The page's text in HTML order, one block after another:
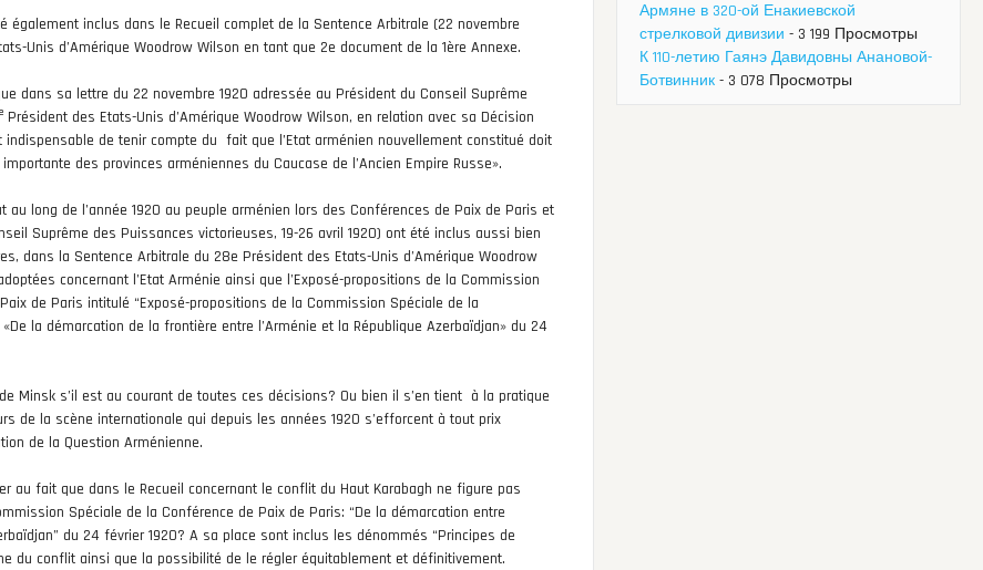
également inclus dans le Recueil complet de la Sentence Arbitrale (22 novembre
Unis d’Amérique Woodrow Wilson en tant que 2e document de la 1ère Annexe.
dans sa lettre du 22 novembre 1920 adressée au Président du Conseil Suprême
e Président des Etats-Unis d’Amérique Woodrow Wilson, en relation avec sa Décision
indispensable de tenir compte du fait que l’Etat arménien nouvellement constitué doit
des provinces arméniennes du Caucase de l’Ancien Empire Russe».
long de l’année 1920 au peuple arménien lors des Conférences de Paix de Paris et
Suprême des Puissances victorieuses, 19-26 avril 1920) ont été inclus aussi bien
dans la Sentence Arbitrale du 28e Président des Etats-Unis d’Amérique Woodrow
concernant l’Etat Arménie ainsi que l’Exposé-propositions de la Commission
de Paris intitulé “Exposé-propositions de la Commission Spéciale de la
la démarcation de la frontière entre l’Arménie et la République Azerbaïdjan» du 24
Minsk s’il est au courant de toutes ces décisions? Ou bien il s’en tient à la pratique
de la scène internationale qui depuis les années 1920 s’efforcent à tout prix
de la Question Arménienne.
au fait que dans le Recueil concernant le conflit du Haut Karabagh ne figure pas
Spéciale de la Conférence de Paix de Paris: “De la démarcation entre
du 24 février 1920? A sa place sont inclus les dénommés “Principes de
du conflit ainsi que la possibilité de le régler équitablement et définitivement.
Армяне в 320-ой Енакиевской
стрелковой дивизии - 3 199 Просмотры
К 110-летию Гаянэ Давидовны Анановой-
Ботвинник - 3 078 Просмотры